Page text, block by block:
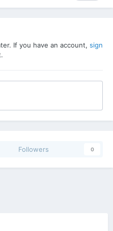
If you have an account, sign
Followers 0